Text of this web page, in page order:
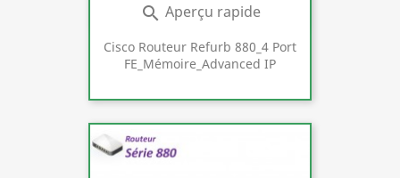
Cisco Routeur Refurb 880_4 Port
FE_Mémoire_Advanced IP
 Aperçu rapide